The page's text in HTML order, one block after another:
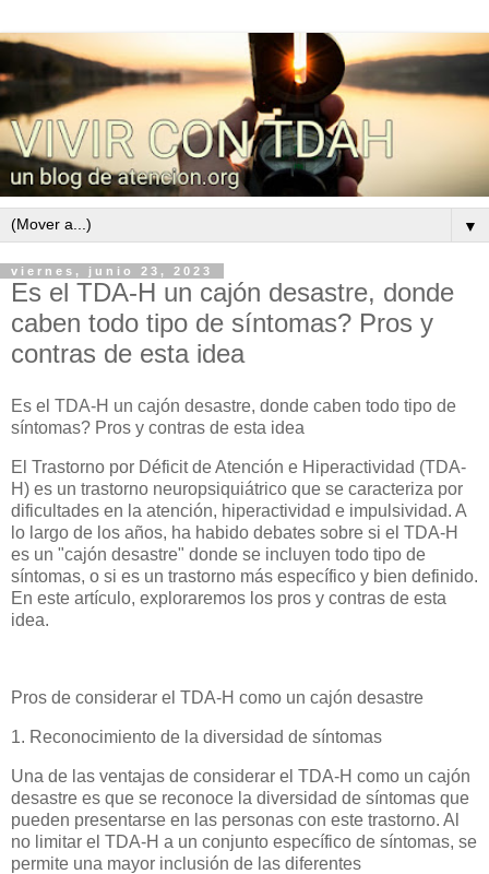
▼
viernes, junio 23, 2023
Es el TDA-H un cajón desastre, donde
caben todo tipo de síntomas? Pros y
contras de esta idea
Es el TDA-H un cajón desastre, donde caben todo tipo de
síntomas? Pros y contras de esta idea
El Trastorno por Déficit de Atención e Hiperactividad (TDA-
H) es un trastorno neuropsiquiátrico que se caracteriza por
dificultades en la atención, hiperactividad e impulsividad. A
lo largo de los años, ha habido debates sobre si el TDA-H
es un "cajón desastre" donde se incluyen todo tipo de
síntomas, o si es un trastorno más específico y bien definido.
En este artículo, exploraremos los pros y contras de esta
idea.
Pros de considerar el TDA-H como un cajón desastre
1. Reconocimiento de la diversidad de síntomas
Una de las ventajas de considerar el TDA-H como un cajón
desastre es que se reconoce la diversidad de síntomas que
pueden presentarse en las personas con este trastorno. Al
no limitar el TDA-H a un conjunto específico de síntomas, se
permite una mayor inclusión de las diferentes